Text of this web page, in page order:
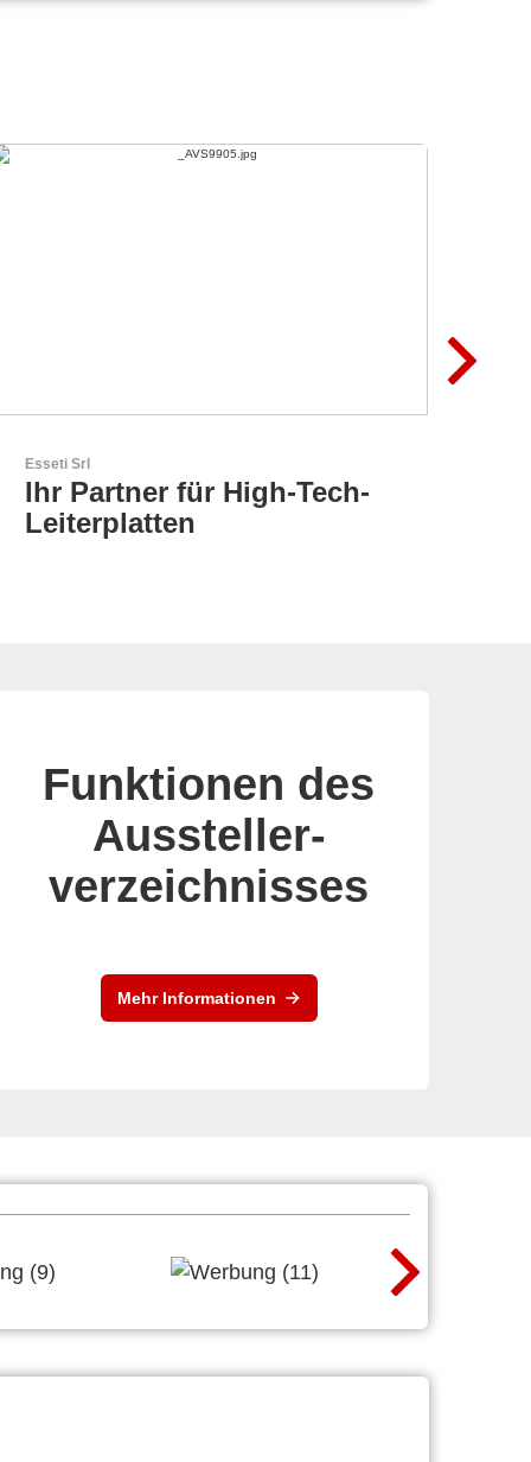
Aker Technology Co., Ltd.
AKER: Wo Präzision auf
Zuverlässigkeit trifft
Funktionen des
Aussteller-
verzeichnisses
Mehr Informationen